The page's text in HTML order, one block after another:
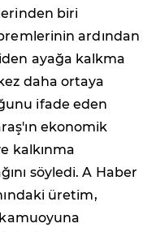
biri
ardından
ayağa kalkma
daha ortaya
ifade eden
ekonomik
kalkınma
söyledi. A Haber
üretim,